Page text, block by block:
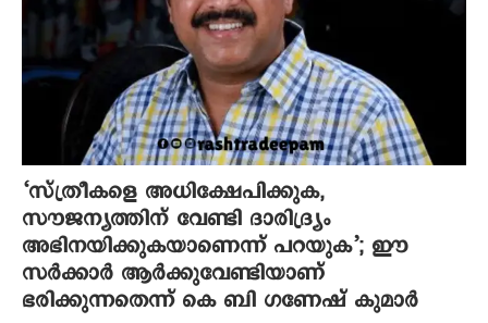
‘സ്ത്രീകളെ അധിക്ഷേപിക്കുക,
സൗജന്യത്തിന് വേണ്ടി ദാരിദ്ര്യം
അഭിനയിക്കുകയാണെന്ന് പറയുക’; ഈ
സർക്കാർ ആർക്കുവേണ്ടിയാണ്
ഭരിക്കുന്നതെന്ന് കെ ബി ഗണേഷ് കുമാർ